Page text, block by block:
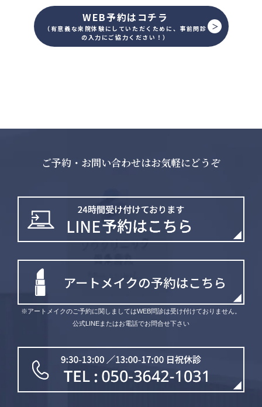
WEB予約はコチラ
（有意義な来院体験にしていただくために、事前問診
の入力にご協力ください！）
ご予約・お問い合わせはお気軽にどうぞ
※アートメイクのご予約に関しましてはWEB問診は受け付けておりません。
公式LINEまたはお電話でお問合せ下さい